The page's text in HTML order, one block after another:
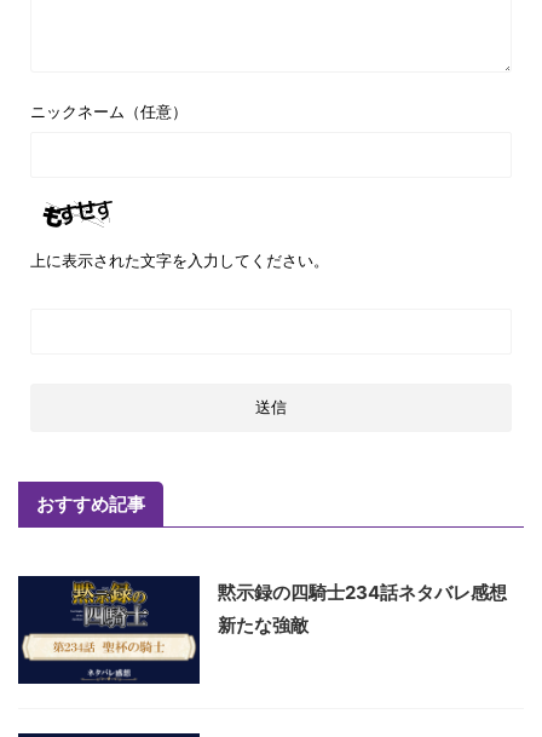
ニックネーム（任意）
上に表示された文字を入力してください。
おすすめ記事
黙示録の四騎士234話ネタバレ感想
新たな強敵